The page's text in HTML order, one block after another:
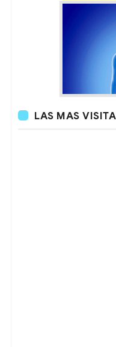
LAS MAS